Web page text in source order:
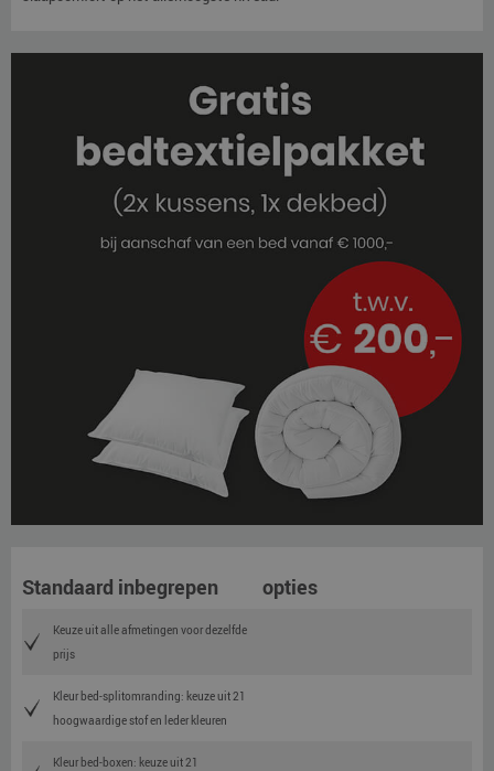
Standaard inbegrepen opties
Keuze uit alle afmetingen voor dezelfde
prijs
Kleur bed-splitomranding: keuze uit 21
hoogwaardige stof en leder kleuren
Kleur bed-boxen: keuze uit 21